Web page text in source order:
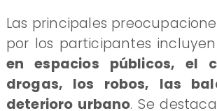
Las principales
por los participantes
en espacios públicos, el
drogas, los robos, las
deterioro urbano. Se